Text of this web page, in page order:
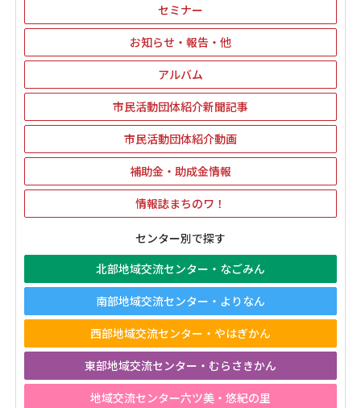
セミナー
お知らせ・報告・他
アルバム
市民活動団体紹介新聞記事
市民活動団体紹介動画
補助金・助成金情報
情報誌まちのワ！
センター別で探す
北部地域交流センター・なごみん
南部地域交流センター・よりなん
西部地域交流センター・やはぎかん
東部地域交流センター・むらさきかん
地域交流センター六ツ美・悠紀の里